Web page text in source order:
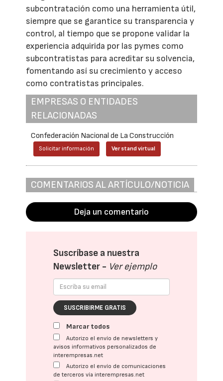
subcontratación como una herramienta útil,
siempre que se garantice su transparencia y
control, al tiempo que se propone validar la
experiencia adquirida por las pymes como
subcontratistas para acreditar su solvencia,
fomentando así su crecimiento y acceso
como contratistas principales.
EMPRESAS O ENTIDADES
RELACIONADAS
Confederación Nacional de La Construcción
Solicitar información Ver stand virtual
COMENTARIOS AL ARTÍCULO/NOTICIA
Deja un comentario
Suscríbase a nuestra
Newsletter - Ver ejemplo
SUSCRIBIRME GRATIS
Marcar todos
Autorizo el envío de newsletters y
avisos informativos personalizados de
interempresas.net
Autorizo el envío de comunicaciones
de terceros vía interempresas.net